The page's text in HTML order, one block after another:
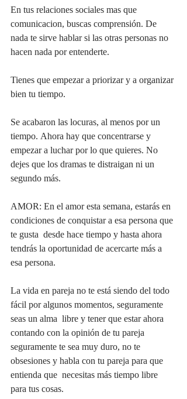
En tus relaciones sociales mas que
comunicacion, buscas comprensión. De
nada te sirve hablar si las otras personas no
hacen nada por entenderte.
Tienes que empezar a priorizar y a organizar
bien tu tiempo.
Se acabaron las locuras, al menos por un
tiempo. Ahora hay que concentrarse y
empezar a luchar por lo que quieres. No
dejes que los dramas te distraigan ni un
segundo más.
AMOR: En el amor esta semana, estarás en
condiciones de conquistar a esa persona que
te gusta  desde hace tiempo y hasta ahora
tendrás la oportunidad de acercarte más a
esa persona.
La vida en pareja no te está siendo del todo
fácil por algunos momentos, seguramente
seas un alma  libre y tener que estar ahora
contando con la opinión de tu pareja
seguramente te sea muy duro, no te
obsesiones y habla con tu pareja para que
entienda que  necesitas más tiempo libre
para tus cosas.